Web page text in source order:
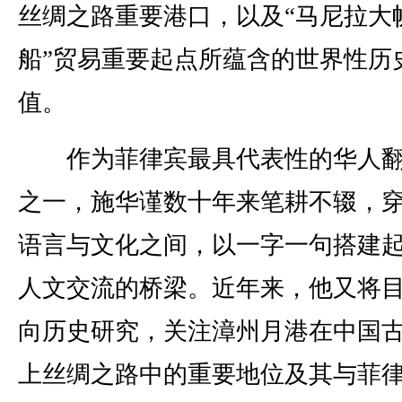
丝绸之路重要港口，以及“马尼拉大
船”贸易重要起点所蕴含的世界性历
值。
作为菲律宾最具代表性的华人
之一，施华谨数十年来笔耕不辍，
语言与文化之间，以一字一句搭建
人文交流的桥梁。近年来，他又将
向历史研究，关注漳州月港在中国
上丝绸之路中的重要地位及其与菲